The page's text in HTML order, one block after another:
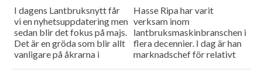
I dagens Lantbruksnytt får
vi en nyhetsuppdatering men
sedan blir det fokus på majs.
Det är en gröda som blir allt
vanligare på åkrarna i
Hasse Ripa har varit
verksam inom
lantbruksmaskinbranschen i
flera decennier. I dag är han
marknadschef för relativt